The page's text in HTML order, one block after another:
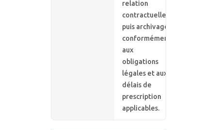
relation
contractuelle,
puis archivage
conformément
aux
obligations
légales et aux
délais de
prescription
applicables.